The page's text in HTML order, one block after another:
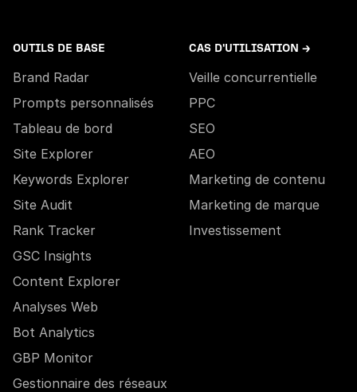
OUTILS DE BASE
Brand Radar
Prompts personnalisés
Tableau de bord
Site Explorer
Keywords Explorer
Site Audit
Rank Tracker
GSC Insights
Content Explorer
Analyses Web
Bot Analytics
GBP Monitor
Gestionnaire des réseaux
CAS D'UTILISATION →
Veille concurrentielle
PPC
SEO
AEO
Marketing de contenu
Marketing de marque
Investissement